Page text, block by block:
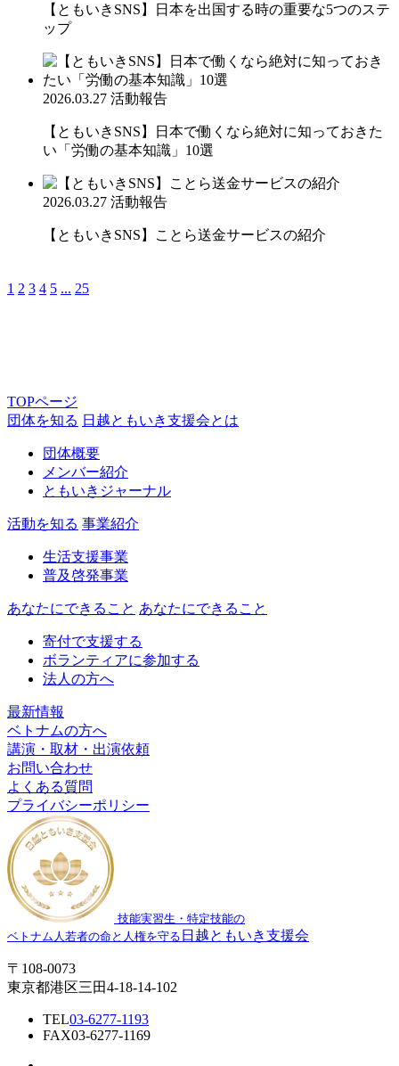
【ともいきSNS】日本を出国する時の重要な5つのステ
ップ
2026.03.27 活動報告
【ともいきSNS】日本で働くなら絶対に知っておきた
い「労働の基本知識」10選
2026.03.27 活動報告
【ともいきSNS】ことら送金サービスの紹介
1 2 3 4 5 ... 25
TOPページ
団体を知る 日越ともいき支援会とは
団体概要
メンバー紹介
ともいきジャーナル
活動を知る 事業紹介
生活支援事業
普及啓発事業
あなたにできること あなたにできること
寄付で支援する
ボランティアに参加する
法人の方へ
最新情報
ベトナムの方へ
講演・取材・出演依頼
お問い合わせ
よくある質問
プライバシーポリシー
技能実習生・特定技能の
ベトナム人若者の命と人権を守る 日越ともいき支援会
〒108-0073
東京都港区三田4-18-14-102
TEL03-6277-1193
FAX03-6277-1169